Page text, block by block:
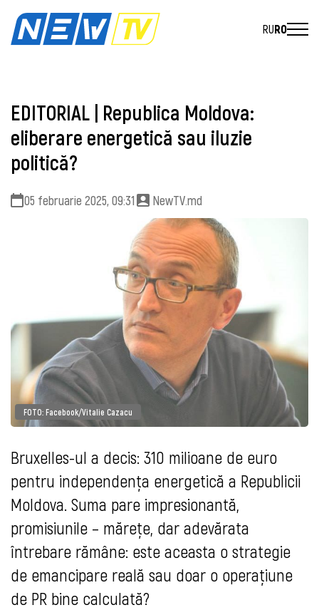
RURO
EDITORIAL | Republica Moldova:
eliberare energetică sau iluzie
politică?
05 februarie 2025, 09:31 NewTV.md
FOTO: Facebook/Vitalie Cazacu
Bruxelles-ul a decis: 310 milioane de euro
pentru independența energetică a Republicii
Moldova. Suma pare impresionantă,
promisiunile – mărețe, dar adevărata
întrebare rămâne: este aceasta o strategie
de emancipare reală sau doar o operațiune
de PR bine calculată?